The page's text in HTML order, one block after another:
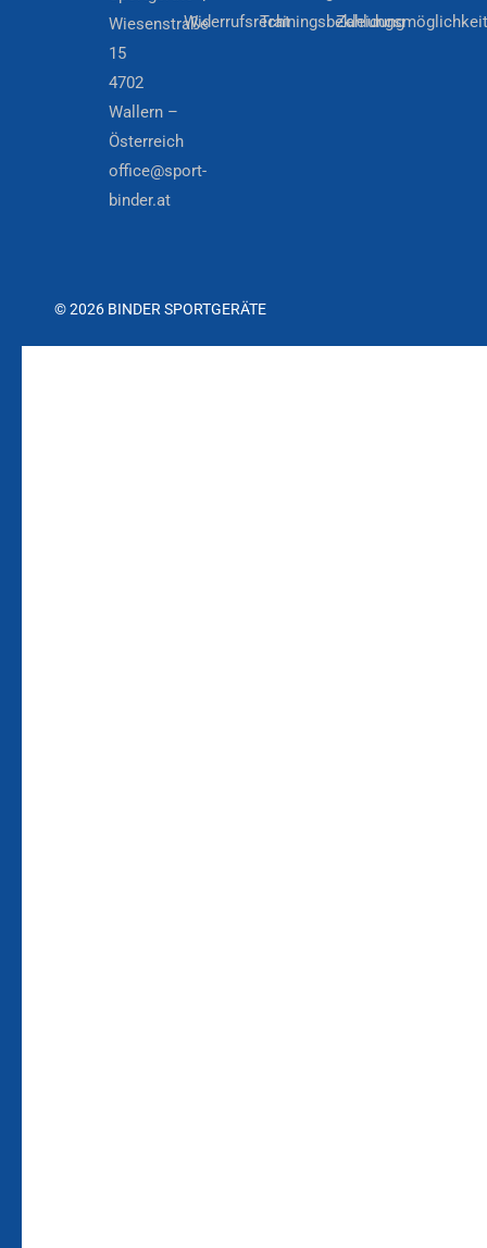
Wiesenstraße
15
4702
Wallern –
Österreich
office@sport-
binder.at
WiderrufsrechtTrainingsbekleidung
© 2026 BINDER SPORTGERÄTE